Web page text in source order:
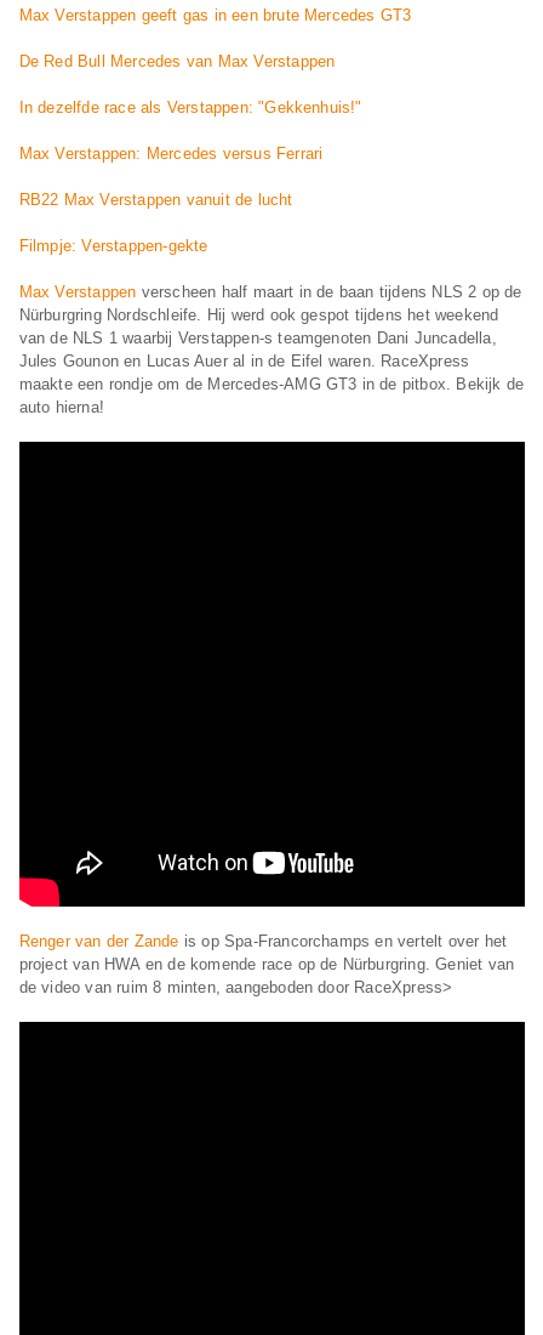
Max Verstappen geeft gas in een brute Mercedes GT3
De Red Bull Mercedes van Max Verstappen
In dezelfde race als Verstappen: "Gekkenhuis!"
Max Verstappen: Mercedes versus Ferrari
RB22 Max Verstappen vanuit de lucht
Filmpje: Verstappen-gekte
Max Verstappen verscheen half maart in de baan tijdens NLS 2 op de
Nürburgring Nordschleife. Hij werd ook gespot tijdens het weekend
van de NLS 1 waarbij Verstappen-s teamgenoten Dani Juncadella,
Jules Gounon en Lucas Auer al in de Eifel waren. RaceXpress
maakte een rondje om de Mercedes-AMG GT3 in de pitbox. Bekijk de
auto hierna!
Renger van der Zande is op Spa-Francorchamps en vertelt over het
project van HWA en de komende race op de Nürburgring. Geniet van
de video van ruim 8 minten, aangeboden door RaceXpress>